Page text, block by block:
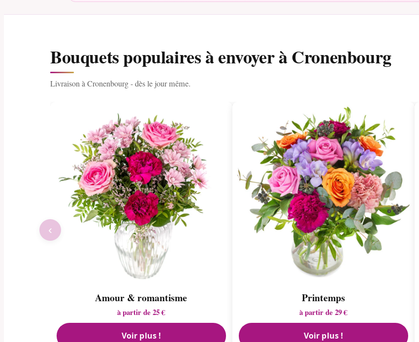
Bouquets populaires à envoyer à Cronenbourg
Livraison à Cronenbourg - dès le jour même.
Amour & romantisme
à partir de 25 €
Voir plus !
Printemps
à partir de 29 €
Voir plus !
‹